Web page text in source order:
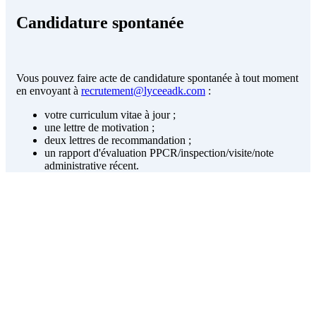
Candidature spontanée
Vous pouvez faire acte de candidature spontanée à tout moment
en envoyant à recrutement@lyceeadk.com :
votre curriculum vitae à jour ;
une lettre de motivation ;
deux lettres de recommandation ;
un rapport d'évaluation PPCR/inspection/visite/note
administrative récent.